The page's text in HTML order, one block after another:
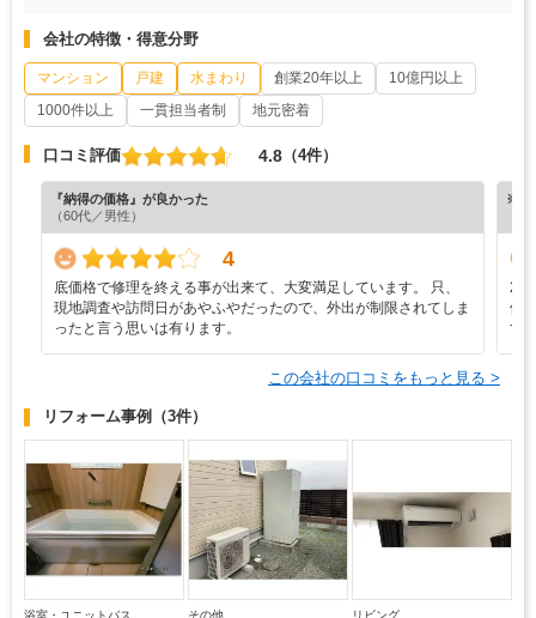
会社の特徴・得意分野
マンション 戸建 水まわり 創業20年以上
10億円以上
1000件以上
一貫担当者制 地元密着
口コミ評価 4.8 （4件）
『納得の価格』が良かった
（60代／男性）
4
底価格で修理を終える事が出来て、大変満足しています。 只、
現地調査や訪問日があやふやだったので、外出が制限されてしま
ったと言う思いは有ります。
※ホ
2年
修
す
この会社の口コミをもっと見る >
リフォーム事例 （3件）